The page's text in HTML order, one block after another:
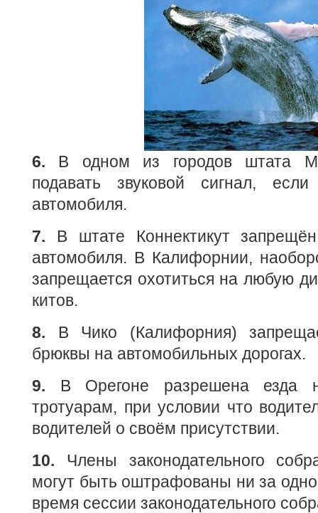
6. В одном из городов штата
подавать звуковой сигнал,
автомобиля.
7. В штате Коннектикут
автомобиля. В Калифорнии,
запрещается охотиться на любую
китов.
8. В Чико (Калифорния)
брюквы на автомобильных дорогах.
9. В Орегоне разрешена езда
тротуарам, при условии что
водителей о своём присутствии.
10. Члены законодательного
могут быть оштрафованы ни за
время сессии законодательного